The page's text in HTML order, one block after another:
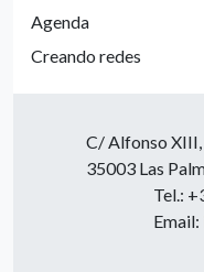
Agenda
Creando redes
C/ Alfonso XIII,
35003 Las
Tel.:
Email: